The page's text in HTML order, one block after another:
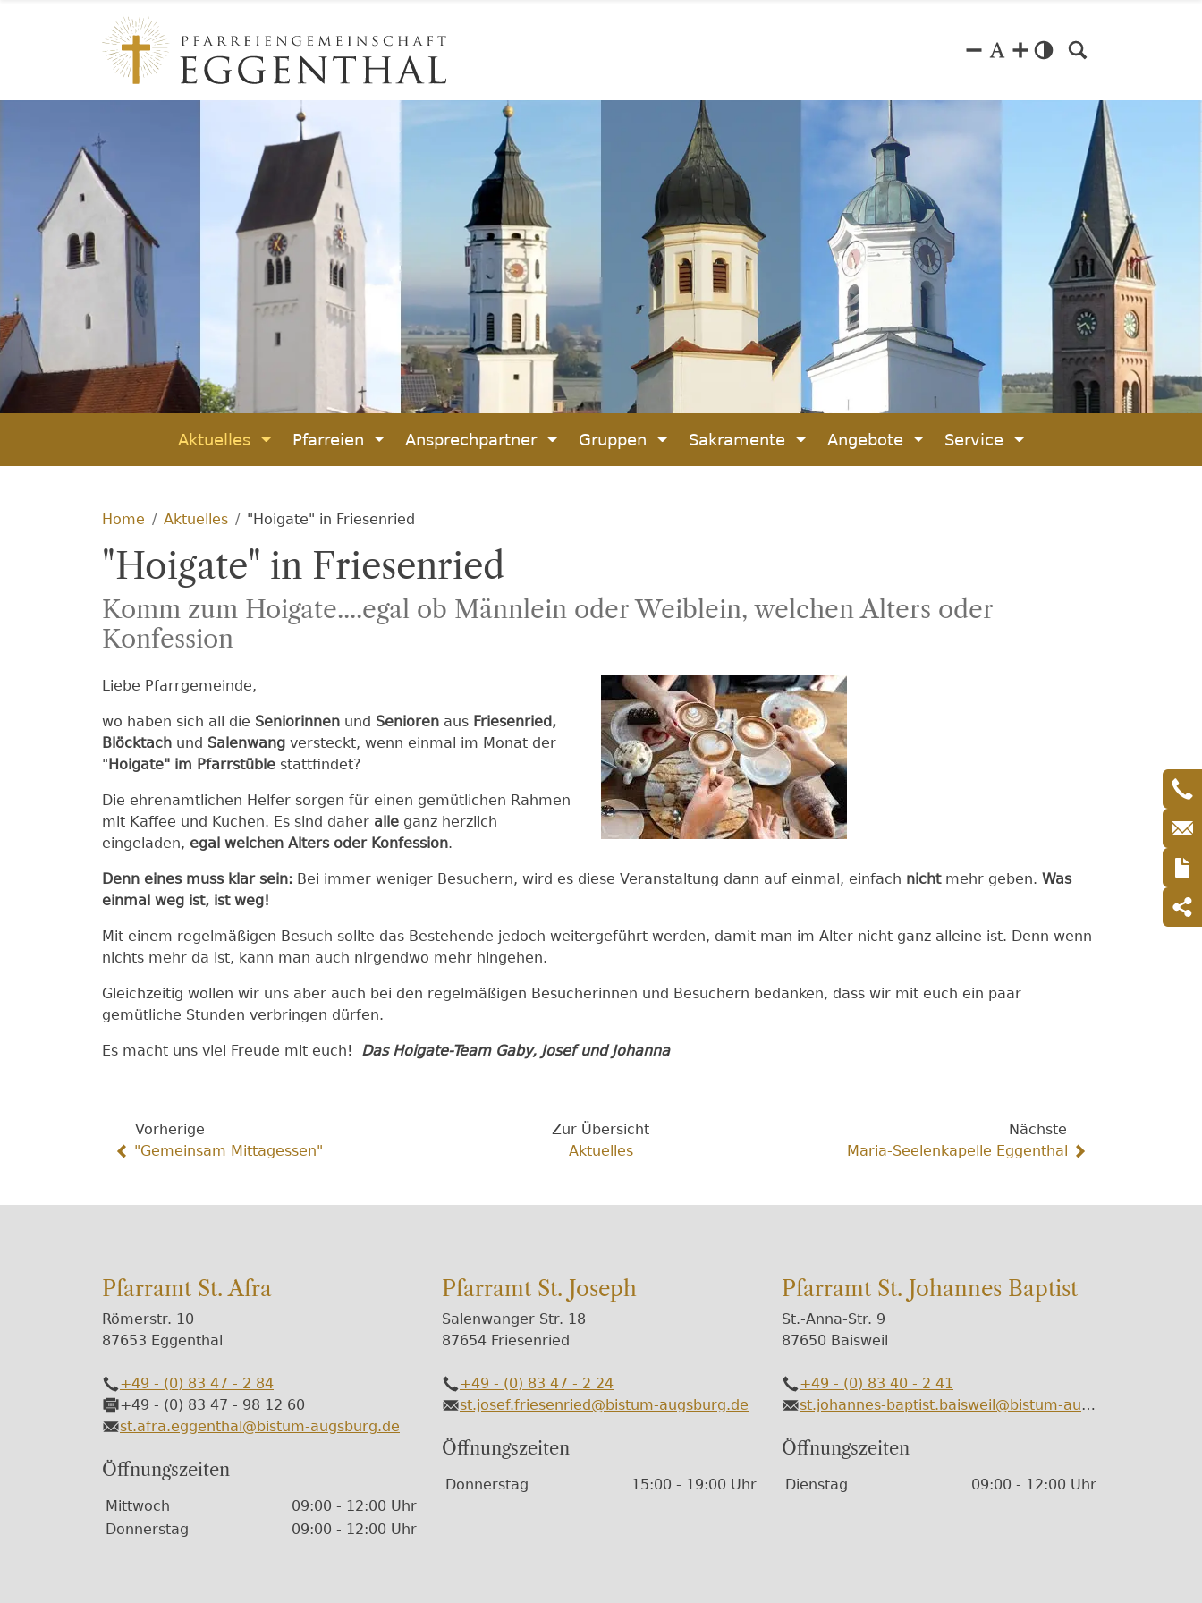
Aktuelles Pfarreien Ansprechpartner Gruppen Sakramente Angebote Service
Home Aktuelles "Hoigate" in Friesenried
"Hoigate" in Friesenried
Komm zum Hoigate....egal ob Männlein oder Weiblein, welchen Alters oder
Konfession
Liebe Pfarrgemeinde,
wo haben sich all die Seniorinnen und Senioren aus Friesenried,
Blöcktach und Salenwang versteckt, wenn einmal im Monat der
"Hoigate" im Pfarrstüble stattfindet?
Die ehrenamtlichen Helfer sorgen für einen gemütlichen Rahmen
mit Kaffee und Kuchen. Es sind daher alle ganz herzlich
eingeladen, egal welchen Alters oder Konfession.
Denn eines muss klar sein: Bei immer weniger Besuchern, wird es diese Veranstaltung dann auf einmal, einfach nichtmehr geben. Was
einmal weg ist, ist weg!
Mit einem regelmäßigen Besuch sollte das Bestehende jedoch weitergeführt werden, damit man im Alter nicht ganz alleine ist. Denn wenn
nichts mehr da ist, kann man auch nirgendwo mehr hingehen.
Gleichzeitig wollen wir uns aber auch bei den regelmäßigen Besucherinnen und Besuchern bedanken, dass wir mit euch ein paar
gemütliche Stunden verbringen dürfen.
Es macht uns viel Freude mit euch! Das Hoigate-Team Gaby, Josef und Johanna
Vorherige
"Gemeinsam Mittagessen"
Zur Übersicht
Aktuelles
Nächste
Maria-Seelenkapelle Eggenthal
Pfarramt St. Afra
Römerstr. 10
87653 Eggenthal
Telefon
+49 - (0) 83 47 - 2 84
Fax
+49 - (0) 83 47 - 98 12 60
E-Mail
st.afra.eggenthal@bistum-augsburg.de
Öffnungszeiten
Wochentage / Monate
Öffnungszeiten / Hinweise
Mittwoch
09:00 - 12:00 Uhr
Donnerstag
09:00 - 12:00 Uhr
Pfarramt St. Joseph
Salenwanger Str. 18
87654 Friesenried
Telefon
+49 - (0) 83 47 - 2 24
E-Mail
st.josef.friesenried@bistum-augsburg.de
Öffnungszeiten
Wochentage / Monate
Öffnungszeiten / Hinweise
Donnerstag 15:00 - 19:00 Uhr
Pfarramt St. Johannes Baptist
St.-Anna-Str. 9
87650 Baisweil
Telefon
+49 - (0) 83 40 - 2 41
E-Mail
st.johannes-baptist.baisweil@bistum-augs
Öffnungszeiten
Wochentage / Monate
Öffnungszeiten / Hinweise
Dienstag 09:00 - 12:00 Uhr